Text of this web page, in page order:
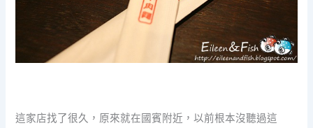
這家店找了很久，原來就在國賓附近，以前根本沒聽過這